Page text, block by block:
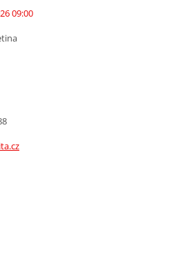
09:00